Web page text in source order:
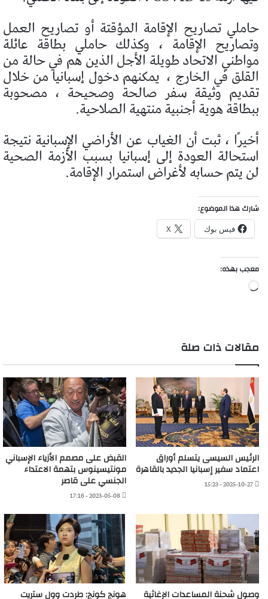
حاملي تصاريح الإقامة المؤقتة أو تصاريح العمل
وتصاريح الإقامة ، وكذلك حاملي بطاقة عائلة
مواطني الاتحاد طويلة الأجل الذين هم في حالة من
القلق في الخارج ، يمكنهم دخول إسبانيا من خلال
تقديم وثيقة سفر صالحة وصحيحة ، مصحوبة
ببطاقة هوية أجنبية منتهية الصلاحية.
أخيرًا ، ثبت أن الغياب عن الأراضي الإسبانية نتيجة
استحالة العودة إلى إسبانيا بسبب الأزمة الصحية
لن يتم حسابه لأغراض استمرار الإقامة.
شارك هذا الموضوع:
فيس بوك X
معجب بهذه:
جاري
مقالات ذات صلة
الرئيس السيسى يتسلم أوراق
اعتماد سفير إسبانيا الجديد بالقاهرة
2025-10-27 - 15:23
القبض على مصمم الأزياء الإسباني
مونتيسينوس بتهمة الاعتداء
الجنسي على قاصر
2023-05-08 - 17:16
وصول شحنة المساعدات الإغاثية هونج كونج: طردت وول ستريت